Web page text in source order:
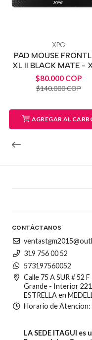
XPG
PAD MOUSE
XL II BLACK MATE -
$80.000 COP
$140.000 COP
AGREGAR AL
CONTÁCTANOS
319 756 00 52
573197560052
Calle 75 A SUR # 52
Grande - Interior
ESTRELLA en
Horario de Atencion:
LA SEDE ITAGUI